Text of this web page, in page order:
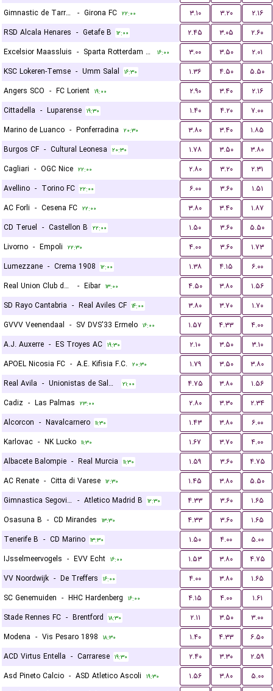
Gimnastic de Tarragona
- Girona FC ۲۲:۰۰ ۳.۱۰ ۳.۲۰
۲.۱۶
RSD Alcala Henares - Getafe B ۱۲:۰۰ ۲.۴۵ ۳.۰۵
۲.۶۰
Excelsior Maassluis - Sparta Rotterdam Reserves ۱۶:۰۰ ۳.۰۰ ۳.۵۰
۲.۰۱
KSC Lokeren-Temse - Umm Salal ۱۶:۳۰ ۱.۳۶ ۴.۵۰
۵.۵۰
Angers SCO - FC Lorient ۱۹:۰۰ ۲.۹۰ ۳.۴۰
۲.۱۶
Cittadella - Luparense ۱۹:۳۰ ۱.۴۰ ۴.۲۰
۷.۰۰
Marino de Luanco - Ponferradina ۲۰:۳۰ ۳.۸۰ ۳.۴۰
۱.۸۵
Burgos CF - Cultural Leonesa ۲۰:۳۰ ۱.۷۸ ۳.۵۰
۳.۸۰
Cagliari - OGC Nice ۲۲:۰۰ ۲.۸۰ ۳.۲۰
۲.۳۱
Avellino - Torino FC ۲۲:۰۰ ۶.۰۰ ۳.۶۰
۱.۵۱
AC Forli - Cesena FC ۲۲:۰۰ ۳.۸۰ ۳.۴۰
۱.۸۷
CD Teruel - Castellon B ۲۲:۰۰ ۱.۵۰ ۳.۶۰
۵.۵۰
Livorno - Empoli ۲۲:۳۰ ۴.۰۰ ۳.۶۰
۱.۷۳
Lumezzane - Crema 1908 ۱۲:۰۰ ۱.۳۸ ۴.۱۵
۶.۰۰
Real Union Club de Irun
- Eibar ۱۳:۰۰ ۴.۵۰ ۳.۸۰
۱.۵۶
SD Rayo Cantabria - Real Aviles CF ۱۴:۰۰ ۳.۸۰ ۳.۷۰
۱.۷۰
GVVV Veenendaal - SV DVS'33 Ermelo ۱۶:۰۰ ۱.۵۷ ۴.۳۳
۴.۰۰
A.J. Auxerre - ES Troyes AC ۱۹:۳۰ ۲.۱۰ ۳.۵۰
۳.۱۰
APOEL Nicosia FC - A.E. Kifisia F.C. ۲۰:۳۰ ۱.۷۹ ۳.۵۰
۳.۸۰
Real Avila - Unionistas de Salamanca CF ۲۱:۰۰ ۴.۷۵ ۳.۸۰
۱.۵۶
Cadiz - Las Palmas ۲۳:۰۰ ۲.۸۰ ۳.۳۰
۲.۳۴
Alcorcon - Navalcarnero ۱۱:۳۰ ۱.۴۳ ۳.۸۰
۶.۰۰
Karlovac - NK Lucko ۱۱:۳۰ ۱.۶۷ ۳.۷۰
۴.۰۰
Albacete Balompie - Real Murcia ۱۱:۳۰ ۱.۵۹ ۳.۶۰
۴.۷۵
AC Renate - Citta di Varese ۱۲:۳۰ ۱.۴۵ ۳.۸۰
۵.۵۰
Gimnastica Segoviana - Atletico Madrid B ۱۲:۳۰ ۴.۳۳ ۳.۶۰
۱.۶۵
Osasuna B - CD Mirandes ۱۳:۳۰ ۴.۳۳ ۳.۶۰
۱.۶۵
Tenerife B - CD Marino ۱۳:۳۰ ۱.۵۰ ۴.۰۰
۵.۰۰
IJsselmeervogels - EVV Echt ۱۶:۰۰ ۱.۵۳ ۳.۸۰
۴.۷۵
VV Noordwijk - De Treffers ۱۶:۰۰ ۴.۰۰ ۳.۸۰
۱.۶۵
SC Genemuiden - HHC Hardenberg ۱۶:۰۰ ۴.۱۵ ۴.۰۰
۱.۶۱
Stade Rennes FC - Brentford ۱۸:۳۰ ۲.۱۱ ۳.۵۰
۳.۰۰
Modena - Vis Pesaro 1898 ۱۸:۳۰ ۱.۴۰ ۴.۳۳
۶.۵۰
ACD Virtus Entella - Carrarese ۱۹:۳۰ ۲.۴۰ ۳.۳۰
۲.۵۹
Asd Pineto Calcio - ASD Atletico Ascoli ۱۹:۳۰ ۱.۵۶ ۳.۸۰
۵.۰۰